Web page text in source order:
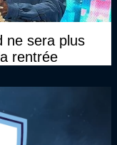
ne sera plus
rentrée